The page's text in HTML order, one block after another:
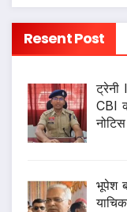
Resent Post
ट्रेनी
CBI
नोटिस
भूपेश